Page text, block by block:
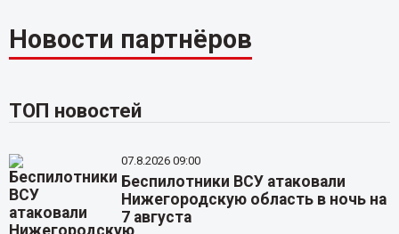
Новости партнёров
ТОП новостей
07.8.2026 09:00
Беспилотники ВСУ атаковали
Нижегородскую область в ночь на
7 августа